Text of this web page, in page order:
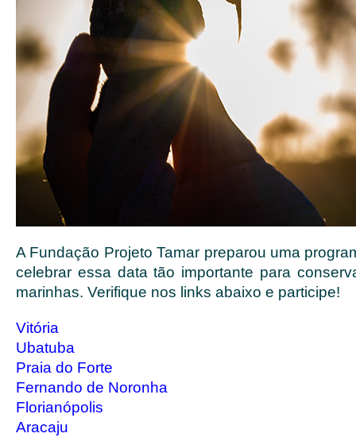
A Fundação Projeto Tamar preparou uma
celebrar essa data tão importante para
marinhas. Verifique nos links abaixo e participe!
Vitória
Ubatuba
Praia do Forte
Fernando de Noronha
Florianópolis
Aracaju